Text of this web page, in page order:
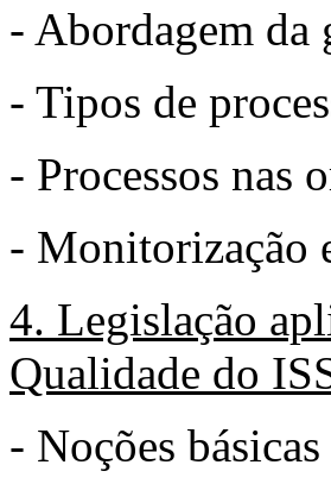
- Abordagem da
- Tipos de
- Processos nas
- Monitorização
4. Legislação
Qualidade do I
- Noções